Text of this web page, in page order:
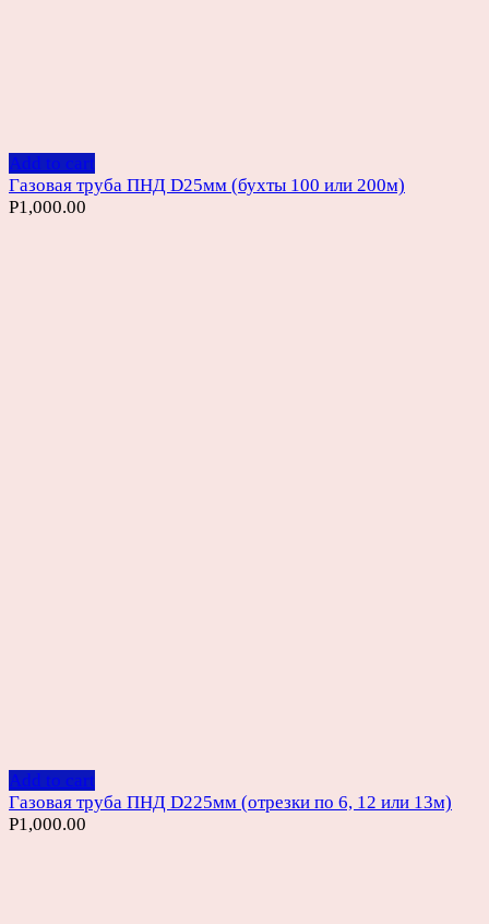
Add to cart
Газовая труба ПНД D25мм (бухты 100 или 200м)
Р1,000.00
Add to cart
Газовая труба ПНД D225мм (отрезки по 6, 12 или 13м)
Р1,000.00